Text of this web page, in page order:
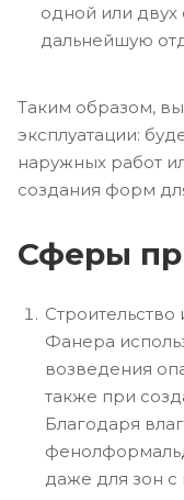
одной или двух
дальнейшую
Таким образом,
эксплуатации:
наружных работ
создания форм
Сферы
Строительство
Фанера
возведения
также при
Благодаря
даже для зон